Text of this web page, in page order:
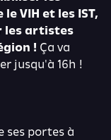
VIH et les IST,
les artistes
! Ça va
jusqu'à 16h !
ses portes à